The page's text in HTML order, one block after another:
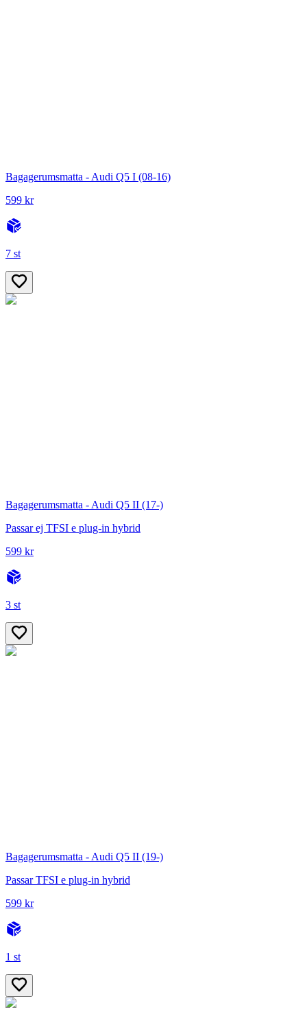
Bagagerumsmatta - Audi Q5 I (08-16)
599 kr
7 st
Bagagerumsmatta - Audi Q5 II (17-)
Passar ej TFSI e plug-in hybrid
599 kr
3 st
Bagagerumsmatta - Audi Q5 II (19-)
Passar TFSI e plug-in hybrid
599 kr
1 st